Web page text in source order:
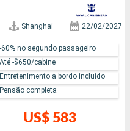
Shanghai 22/02/2027
US$ 583
-60% no segundo passageiro
Até -$650/cabine
Entretenimento a bordo incluído
Pensão completa